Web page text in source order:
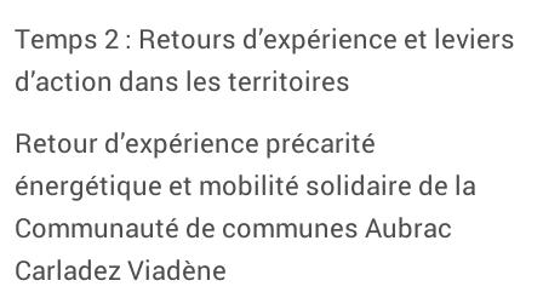
Temps 2 : Retours d’expérience et leviers
d’action dans les territoires
Retour d’expérience précarité
énergétique et mobilité solidaire de la
Communauté de communes Aubrac
Carladez Viadène